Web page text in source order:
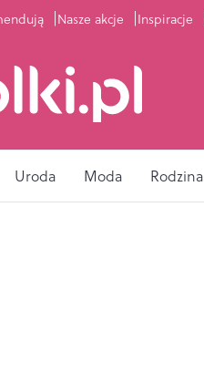
Nasze akcje Inspiracje
Uroda Moda Rodzina